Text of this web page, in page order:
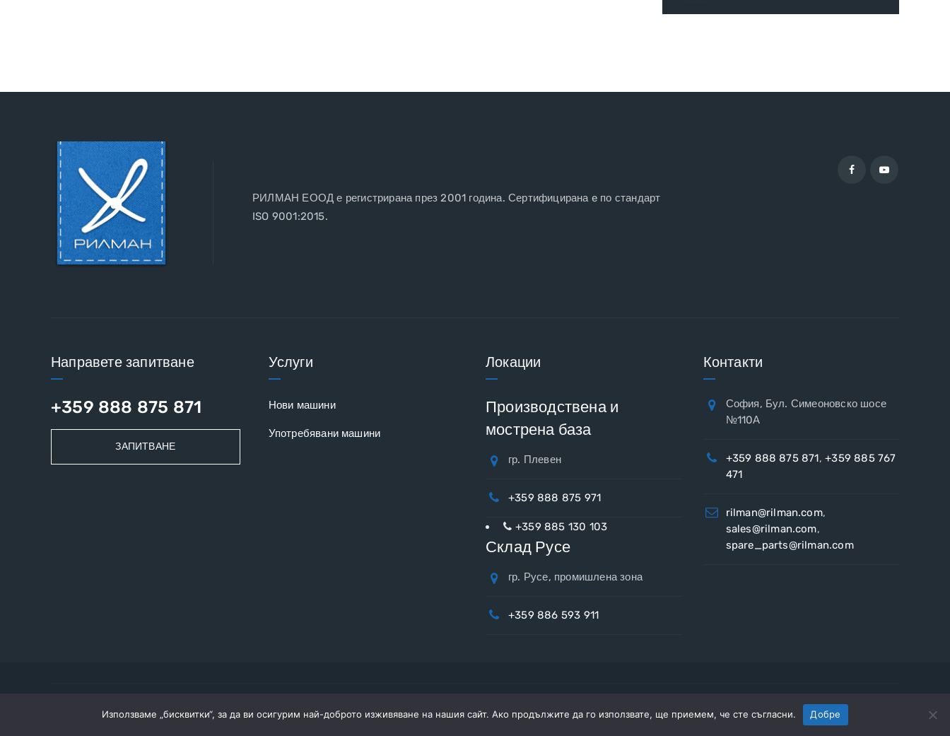
РИЛМАН ЕООД е регистрирана през 2001 година. Сертифицирана e по стандарт
ISO 9001:2015.
Направете запитване
+359 888 875 871
ЗАПИТВАНЕ
Услуги
Нови машини
Употребявани машини
Локации
Производствена и
мострена база
гр. Плевен
+359 888 875 971
+359 885 130 103
Склад Русе
гр. Русе, промишлена зона
+359 886 593 911
Контакти
София, Бул. Симеоновско шосе
№110А
+359 888 875 871,+359 885 767
471
rilman@rilman.com,
sales@rilman.com,
spare_parts@rilman.com
Използваме „бисквитки“, за да ви осигурим най-доброто изживяване на нашия сайт. Ако продължите да го използвате, ще приемем, че сте съгласни. Добре